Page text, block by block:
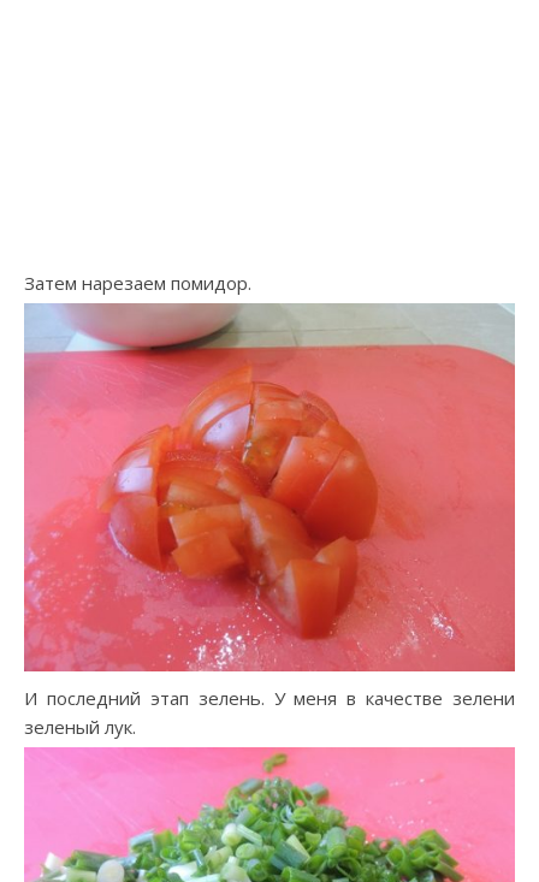
Затем нарезаем помидор.
И последний этап зелень. У меня в качестве зелени
зеленый лук.